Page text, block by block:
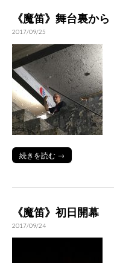
《魔笛》舞台裏から
2017/09/25
続きを読む →
《魔笛》初日開幕
2017/09/24